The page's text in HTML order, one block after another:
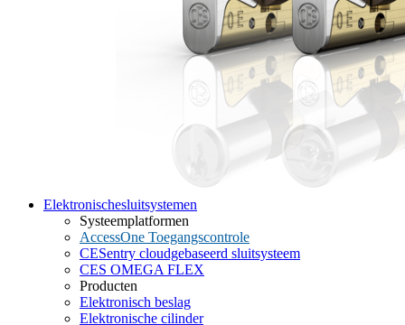
Elektronischesluitsystemen
Systeemplatformen
AccessOne Toegangscontrole
CESentry cloudgebaseerd sluitsysteem
CES OMEGA FLEX
Producten
Elektronisch beslag
Elektronische cilinder